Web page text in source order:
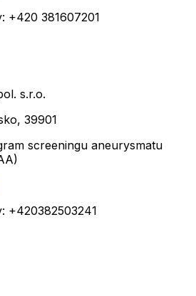
+420 381607201
s.r.o.
39901
screeningu aneurysmatu
+420382503241